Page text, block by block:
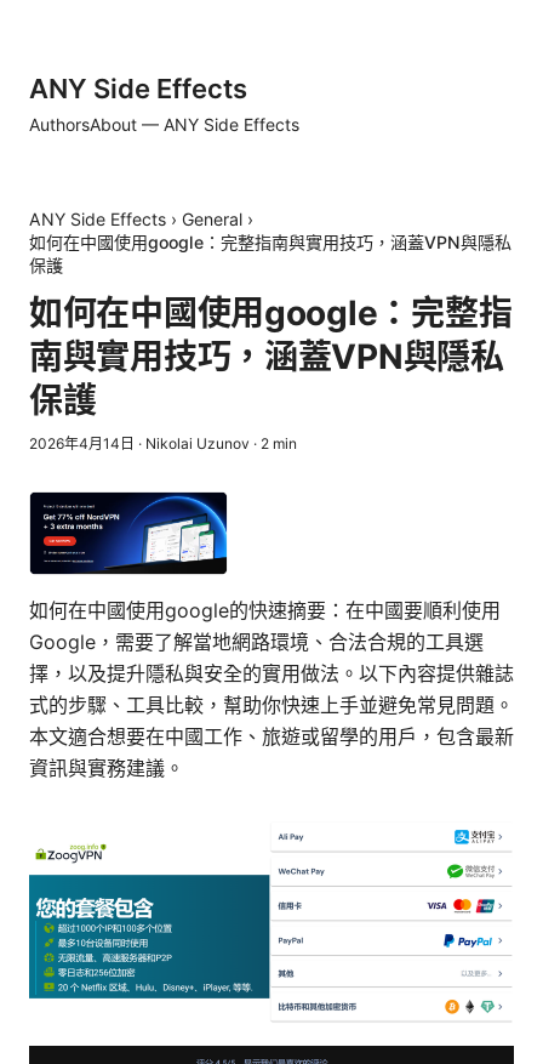
ANY Side Effects
AuthorsAbout — ANY Side Effects
ANY Side Effects › General ›
如何在中國使用google：完整指南與實用技巧，涵蓋VPN與隱私
保護
如何在中國使用google：完整指
南與實用技巧，涵蓋VPN與隱私
保護
2026年4月14日 · Nikolai Uzunov · 2 min
如何在中國使用google的快速摘要：在中國要順利使用
Google，需要了解當地網路環境、合法合規的工具選
擇，以及提升隱私與安全的實用做法。以下內容提供雜誌
式的步驟、工具比較，幫助你快速上手並避免常見問題。
本文適合想要在中國工作、旅遊或留學的用戶，包含最新
資訊與實務建議。